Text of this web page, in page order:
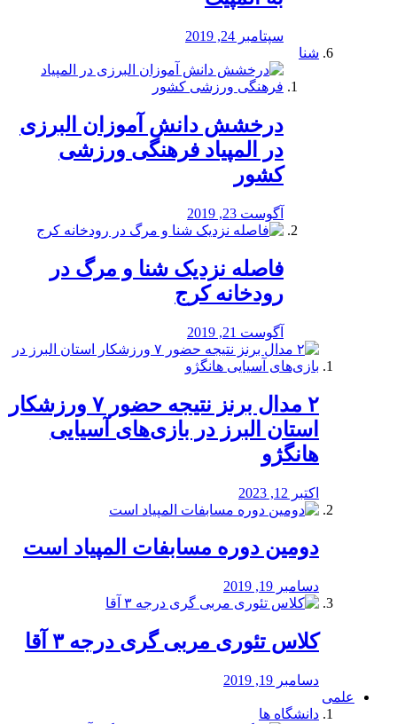
سپتامبر 24, 2019
شنا
درخشش دانش آموزان البرزی
در المپیاد فرهنگی ورزشی
کشور
آگوست 23, 2019
️فاصله نزدیک شنا و مرگ در
رودخانه کرج
آگوست 21, 2019
۲ مدال برنز نتیجه حضور ۷ ورزشکار
استان البرز در بازی‌های آسیایی
هانگژو
اکتبر 12, 2023
دومین دوره مسابفات المپیاد است
دسامبر 19, 2019
کلاس تئوری مربی گری درجه ۳ آقا
دسامبر 19, 2019
علمی
دانشگاه ها